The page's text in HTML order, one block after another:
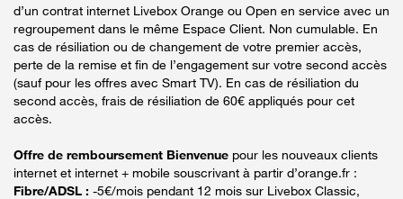
d’un contrat internet Livebox Orange ou Open en service avec un
regroupement dans le même Espace Client. Non cumulable. En
cas de résiliation ou de changement de votre premier accès,
perte de la remise et fin de l’engagement sur votre second accès
(sauf pour les offres avec Smart TV). En cas de résiliation du
second accès, frais de résiliation de 60€ appliqués pour cet
accès.
Offre de remboursement Bienvenue pour les nouveaux clients
internet et internet + mobile souscrivant à partir d’orange.fr :
Fibre/ADSL : -5€/mois pendant 12 mois sur Livebox Classic,